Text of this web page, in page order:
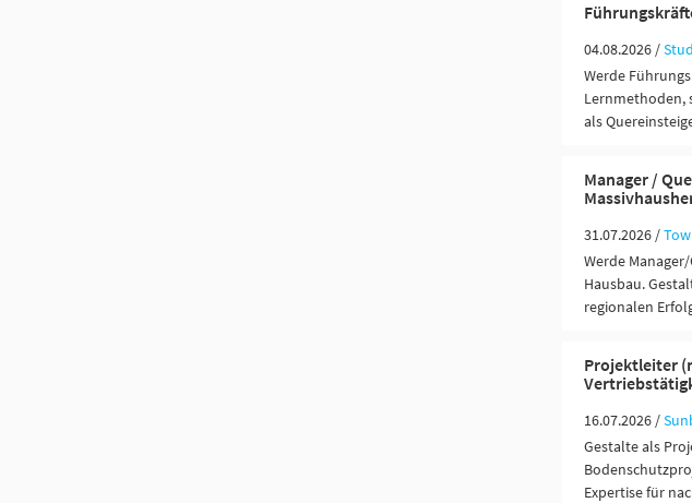
04.08.2026 /
Werde
Lernmethoden,
als
Manager /
31.07.2026 /
Werde
Hausbau.
regionalen
Projektleiter
16.07.2026 /
Gestalte als
Expertise für